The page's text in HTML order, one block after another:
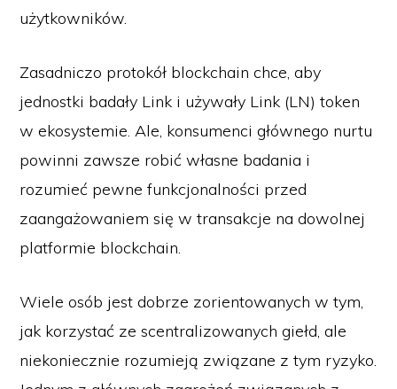
użytkowników.
Zasadniczo protokół blockchain chce, aby
jednostki badały Link i używały Link (LN) token
w ekosystemie. Ale, konsumenci głównego nurtu
powinni zawsze robić własne badania i
rozumieć pewne funkcjonalności przed
zaangażowaniem się w transakcje na dowolnej
platformie blockchain.
Wiele osób jest dobrze zorientowanych w tym,
jak korzystać ze scentralizowanych giełd, ale
niekoniecznie rozumieją związane z tym ryzyko.